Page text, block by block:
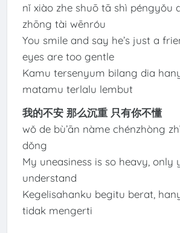
nǐ xiào zhe shuō tā shì péngyǒu
zhōng tài wēnróu
You smile and say he’s just a
eyes are too gentle
Kamu tersenyum bilang dia
matamu terlalu lembut
我的不安 那么沉重 只有你不懂
wǒ de bù’ān nàme chénzhòng
dǒng
My uneasiness is so heavy, only
understand
Kegelisahanku begitu berat,
tidak mengerti